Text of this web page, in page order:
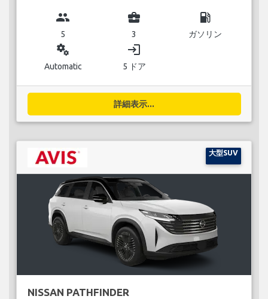
group
5
business_center
3
local_gas_station
ガソリン
miscellaneous_services
Automatic
login
5 ドア
詳細表示...
大型SUV
NISSAN PATHFINDER